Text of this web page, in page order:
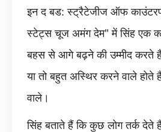
इन द बड: स्ट्रैटेजीज ऑफ
स्टेट्स चूज अमंग देम" में सिंह एक
बहस से आगे बढ़ने की उम्मीद करते
या तो बहुत अस्थिर करने वाले होते
वाले।
सिंह बताते हैं कि कुछ लोग तर्क देते